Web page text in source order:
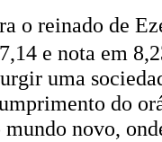
o reinado de
e nota em
uma
do
novo,